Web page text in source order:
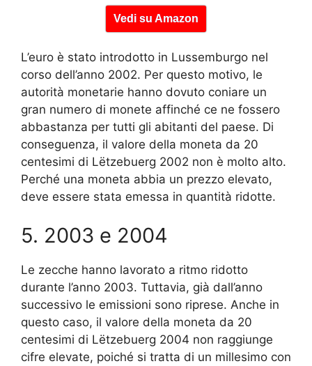
Vedi su Amazon
L’euro è stato introdotto in Lussemburgo nel
corso dell’anno 2002. Per questo motivo, le
autorità monetarie hanno dovuto coniare un
gran numero di monete affinché ce ne fossero
abbastanza per tutti gli abitanti del paese. Di
conseguenza, il valore della moneta da 20
centesimi di Lëtzebuerg 2002 non è molto alto.
Perché una moneta abbia un prezzo elevato,
deve essere stata emessa in quantità ridotte.
5. 2003 e 2004
Le zecche hanno lavorato a ritmo ridotto
durante l’anno 2003. Tuttavia, già dall’anno
successivo le emissioni sono riprese. Anche in
questo caso, il valore della moneta da 20
centesimi di Lëtzebuerg 2004 non raggiunge
cifre elevate, poiché si tratta di un millesimo con